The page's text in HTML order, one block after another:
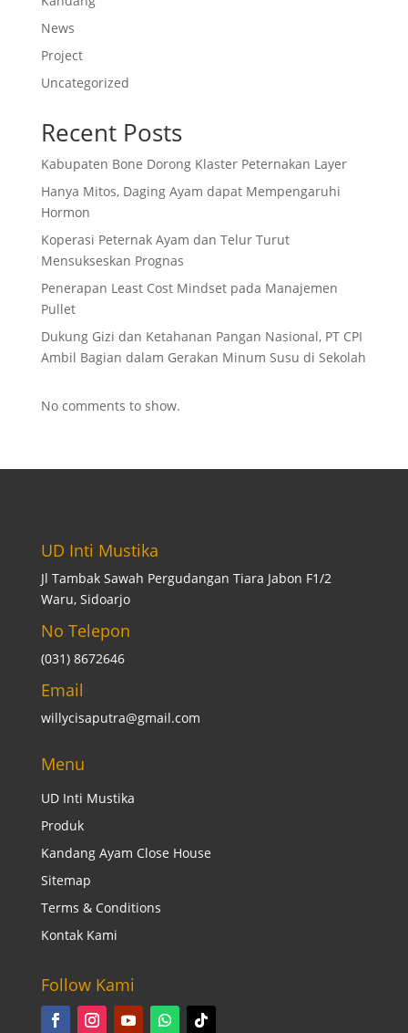
News
Project
Uncategorized
Recent Posts
Kabupaten Bone Dorong Klaster Peternakan Layer
Hanya Mitos, Daging Ayam dapat Mempengaruhi
Hormon
Koperasi Peternak Ayam dan Telur Turut
Mensukseskan Prognas
Penerapan Least Cost Mindset pada Manajemen
Pullet
Dukung Gizi dan Ketahanan Pangan Nasional, PT CPI
Ambil Bagian dalam Gerakan Minum Susu di Sekolah
No comments to show.
UD Inti Mustika
Jl Tambak Sawah Pergudangan Tiara Jabon F1/2
Waru, Sidoarjo
No Telepon
(031) 8672646
Email
willycisaputra@gmail.com
Menu
UD Inti Mustika
Produk
Kandang Ayam Close House
Sitemap
Terms & Conditions
Kontak Kami
Follow Kami